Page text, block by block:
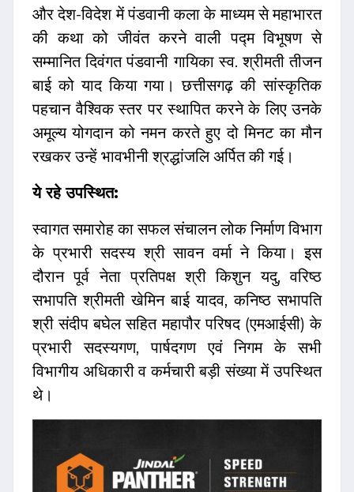
और देश-विदेश में पंडवानी कला के माध्यम से महाभारत
की कथा को जीवंत करने वाली पद्म विभूषण से
सम्मानित दिवंगत पंडवानी गायिका स्व. श्रीमती तीजन
बाई को याद किया गया। छत्तीसगढ़ की सांस्कृतिक
पहचान वैश्विक स्तर पर स्थापित करने के लिए उनके
अमूल्य योगदान को नमन करते हुए दो मिनट का मौन
रखकर उन्हें भावभीनी श्रद्धांजलि अर्पित की गई।
ये रहे उपस्थित:
स्वागत समारोह का सफल संचालन लोक निर्माण विभाग
के प्रभारी सदस्य श्री सावन वर्मा ने किया। इस
दौरान पूर्व नेता प्रतिपक्ष श्री किशुन यदु, वरिष्ठ
सभापति श्रीमती खेमिन बाई यादव, कनिष्ठ सभापति
श्री संदीप बघेल सहित महापौर परिषद (एमआईसी) के
प्रभारी सदस्यगण, पार्षदगण एवं निगम के सभी
विभागीय अधिकारी व कर्मचारी बड़ी संख्या में उपस्थित
थे।